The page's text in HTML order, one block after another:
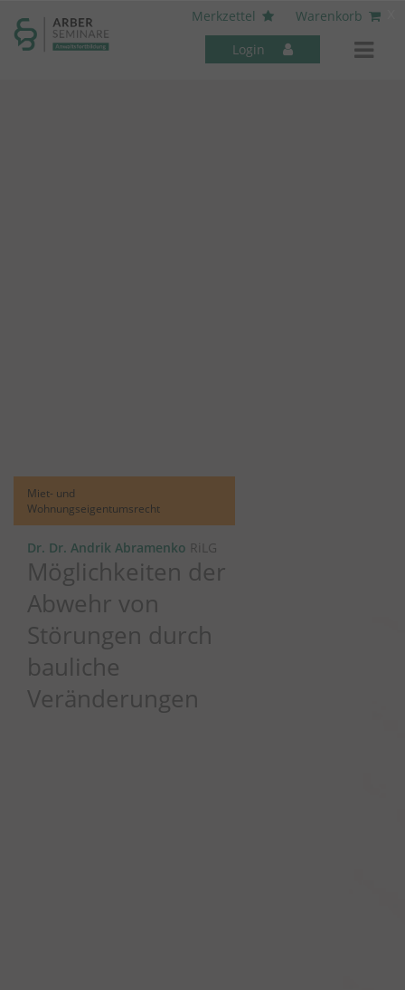
Merkzettel
Warenkorb
Login
Miet- und
Wohnungseigentumsrecht
Dr. Dr. Andrik Abramenko RiLG
Möglichkeiten der
Abwehr von
Störungen durch
bauliche
Veränderungen